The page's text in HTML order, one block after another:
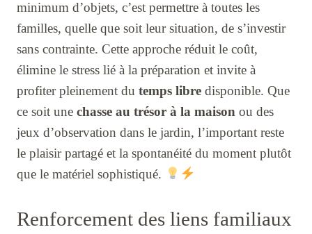
minimum d’objets, c’est permettre à toutes les
familles, quelle que soit leur situation, de s’investir
sans contrainte. Cette approche réduit le coût,
élimine le stress lié à la préparation et invite à
profiter pleinement du temps libre disponible. Que
ce soit une chasse au trésor à la maison ou des
jeux d’observation dans le jardin, l’important reste
le plaisir partagé et la spontanéité du moment plutôt
que le matériel sophistiqué.
Renforcement des liens familiaux